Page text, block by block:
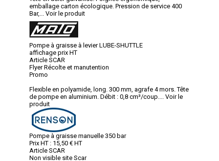
emballage carton écologique. Pression de service 400
Bar,...
Voir le produit
Pompe à graisse à levier LUBE-SHUTTLE
affichage prix HT
Article SCAR
Flyer Récolte et manutention
Promo
Flexible en polyamide, long. 300 mm, agrafe 4 mors. Tête
de pompe en aluminium. Débit : 0,8 cm³/coup....
Voir le
produit
Pompe à graisse manuelle 350 bar
Prix HT : 15,50 € HT
Article SCAR
Non visible site Scar